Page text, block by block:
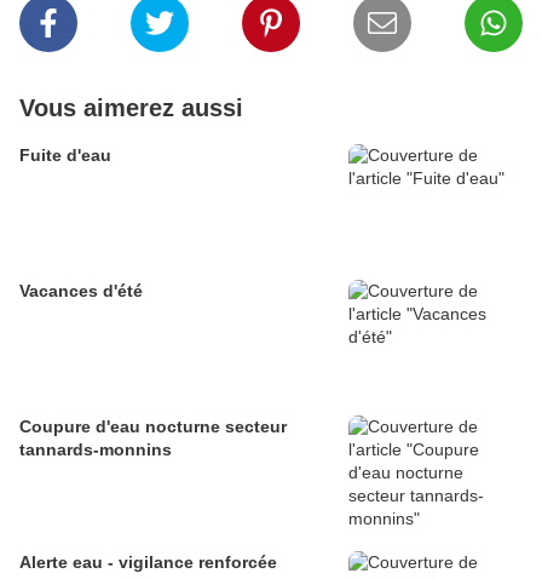
Vous aimerez aussi
Fuite d'eau
Vacances d'été
Coupure d'eau nocturne secteur
tannards-monnins
Alerte eau - vigilance renforcée